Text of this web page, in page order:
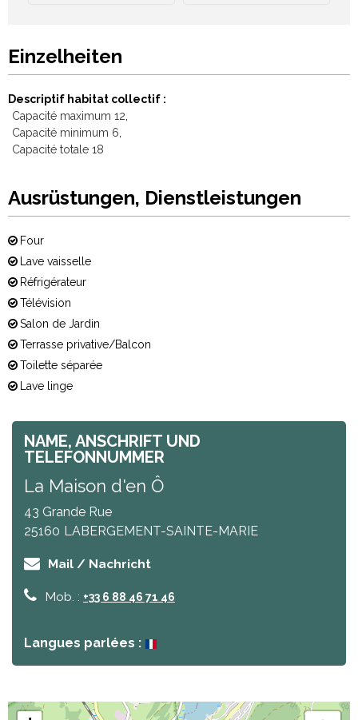
Einzelheiten
Descriptif habitat collectif
Capacité maximum 12
Capacité minimum 6
Capacité totale 18
Ausrüstungen, Dienstleistungen
Four
Lave vaisselle
Réfrigérateur
Télévision
Salon de Jardin
Terrasse privative/Balcon
Toilette séparée
Lave linge
NAME, ANSCHRIFT UND
TELEFONNUMMER
La Maison d'en Ô
43 Grande Rue
25160 LABERGEMENT-SAINTE-MARIE
Mail / Nachricht
Mob. : +33 6 88 46 71 46
Langues parlées :